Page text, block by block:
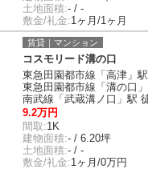
土地面積:- / -
敷金/礼金:1ヶ月/1ヶ月
賃貸｜マンション
コスモリード溝の口
東急田園都市線「高津」
東急田園都市線「溝の口
南武線「武蔵溝ノ口」駅
9.2万円
間取:1K
建物面積:- / 6.20坪
土地面積:- / -
敷金/礼金:1ヶ月/0万円